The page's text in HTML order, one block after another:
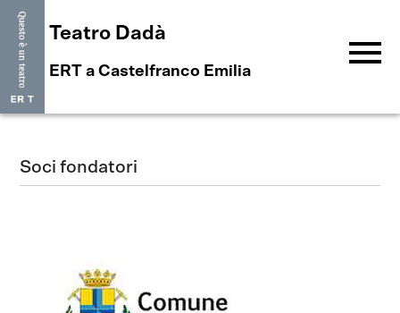
Teatro Dadà
ERT a Castelfranco Emilia menu
Soci fondatori